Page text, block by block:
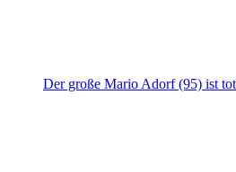
Der große Mario Adorf (95) ist tot